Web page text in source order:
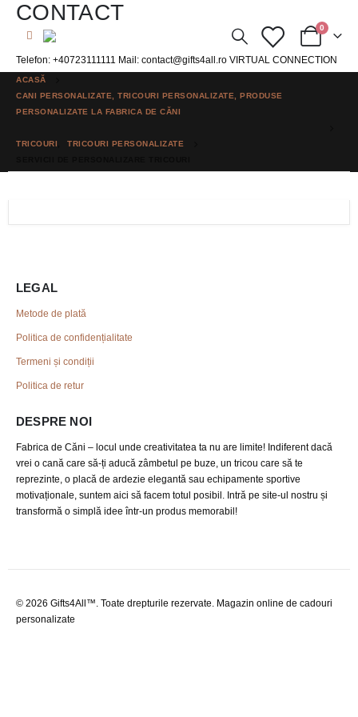
0
ACASĂ
CANI PERSONALIZATE, TRICOURI PERSONALIZATE, PRODUSE
PERSONALIZATE LA FABRICA DE CĂNI
TRICOURI
TRICOURI PERSONALIZATE
CONTACT
Telefon: +40723111111 Mail: contact@gifts4all.ro VIRTUAL CONNECTION
S.R.L.
Despre noi
LEGAL
Metode de plată
Politica de confidențialitate
Termeni și condiții
Politica de retur
DESPRE NOI
Fabrica de Căni – locul unde creativitatea ta nu are limite! Indiferent dacă
vrei o cană care să-ți aducă zâmbetul pe buze, un tricou care să te
reprezinte, o placă de ardezie elegantă sau echipamente sportive
motivaționale, suntem aici să facem totul posibil. Intră pe site-ul nostru și
transformă o simplă idee într-un produs memorabil!
© 2026 Gifts4All™. Toate drepturile rezervate. Magazin online de cadouri
personalizate